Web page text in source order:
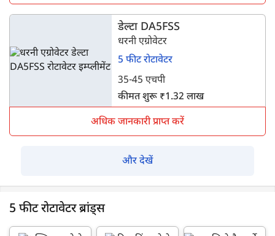
डेल्टा DA5FSS
धरनी एग्रोवेटर
5 फीट रोटावेटर
35-45 एचपी
कीमत शुरू ₹1.32 लाख
अधिक जानकारी प्राप्त करें
और देखें
5 फीट रोटावेटर ब्रांड्स